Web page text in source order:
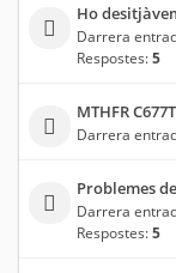
Ho
Darrera
Respostes:5
MTHFR C677T
Darrera
Problemes
Darrera
Respostes:5